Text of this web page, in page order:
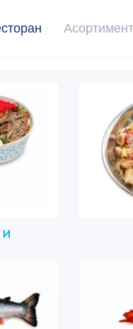
Асортимент